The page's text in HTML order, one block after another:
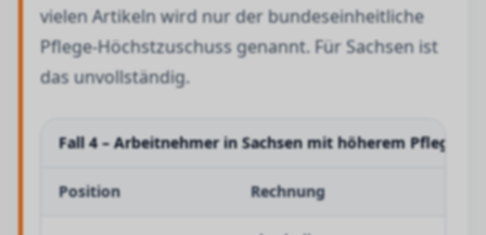
vielen Artikeln wird nur der bundeseinheitliche
Pflege-Höchstzuschuss genannt. Für Sachsen ist
das unvollständig.
Fall 4 – Arbeitnehmer in Sachsen mit höherem
Position Rechnung